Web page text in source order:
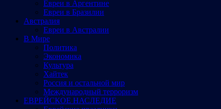
Евреи в Аргентине
Евреи в Бразилии
Австралия
Евреи в Австралии
В Мире
Политика
Экономика
Культура
Хайтек
Россия и остальной мир
Международный терроризм
ЕВРЕЙСКОЕ НАСЛЕДИЕ